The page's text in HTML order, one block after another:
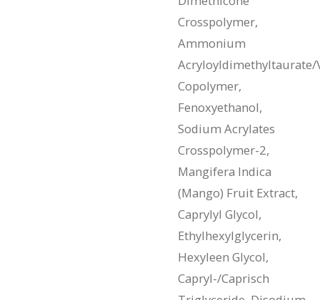
Crosspolymer,
Ammonium
Acryloyldimethyltaurate/
Copolymer,
Fenoxyethanol,
Sodium Acrylates
Crosspolymer-2,
Mangifera Indica
(Mango) Fruit Extract,
Caprylyl Glycol,
Ethylhexylglycerin,
Hexyleen Glycol,
Capryl-/Caprisch